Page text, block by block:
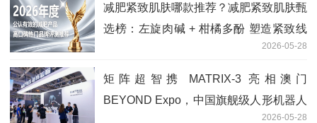
减肥紧致肌肤哪款推荐？减肥紧致肌肤甄
选榜：左旋肉碱 + 柑橘多酚 塑造紧致线
2026-05-28
矩阵超智携 MATRIX-3 亮相澳门
BEYOND Expo，中国旗舰级人形机器人
2026-05-28